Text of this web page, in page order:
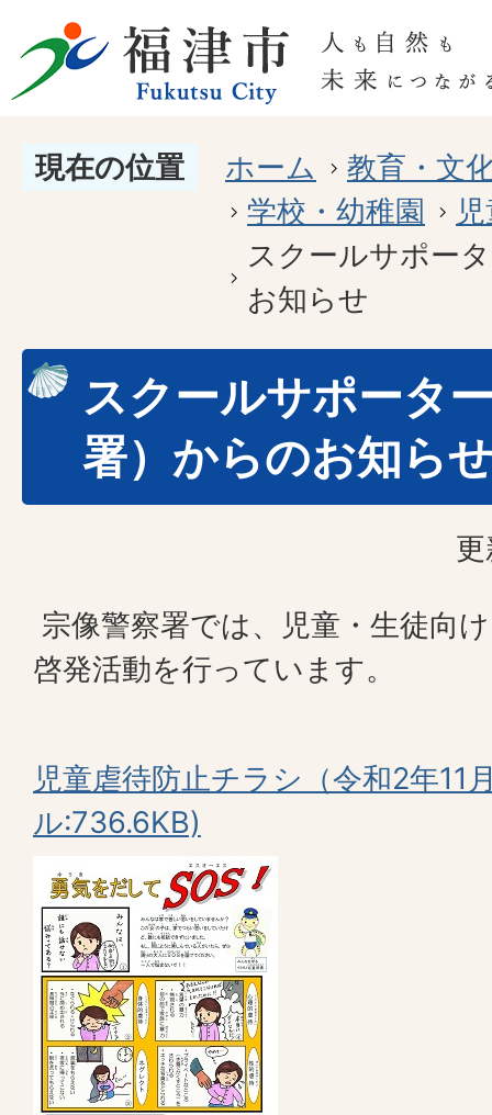
現在の位置 ホーム
教育・文
学校・幼稚園
スクールサポー
お知らせ
スクールサポータ
署）からのお知ら
宗像警察署では、児童・生徒向
啓発活動を行っています。
児童虐待防止チラシ（令和2年11
ル:736.6KB)